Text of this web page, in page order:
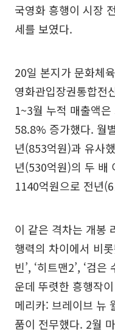
국영화 흥행이 시장
세를 보였다.
20일 본지가 문화체
영화관입장권통합전
1~3월 누적 매출액
58.8% 증가했다. 월
년(853억원)과 유사
년(530억원)의 두 배
1140억원으로 전년
이 같은 격차는 개봉
행력의 차이에서 비
빈’, ‘히트맨2’, ‘검
운데 뚜렷한 흥행작
메리카: 브레이브 뉴
품이 전무했다. 2월